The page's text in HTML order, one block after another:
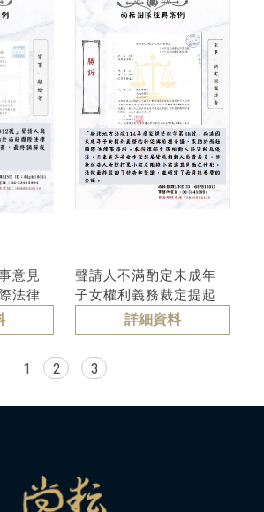
意見
法律
聲請人不滿酌定未成年
子女權利義務裁定提起
抗告-裁定相對人勝訴
詳細資料
1 2 3